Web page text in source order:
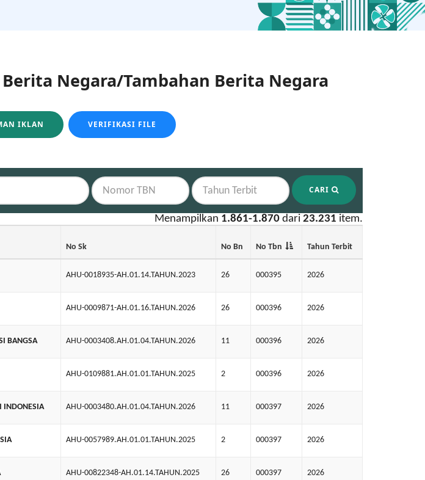
Negara/Tambahan Berita Negara
IKLAN VERIFIKASI FILE
CARI
Menampilkan 1.861-1.870 dari 23.231 item.
No Sk No Bn No Tbn Tahun Terbit
AHU-0018935-AH.01.14.TAHUN.2023 26 000395 2026
AHU-0009871-AH.01.16.TAHUN.2026 26 000396 2026
BANGSA AHU-0003408.AH.01.04.TAHUN.2026 11 000396 2026
AHU-0109881.AH.01.01.TAHUN.2025 2 000396 2026
INDONESIA AHU-0003480.AH.01.04.TAHUN.2026 11 000397 2026
AHU-0057989.AH.01.01.TAHUN.2025 2 000397 2026
AHU-00822348-AH.01.14.TAHUN.2025 26 000397 2026